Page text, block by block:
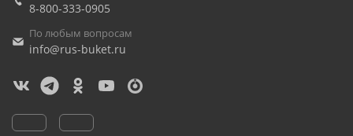
8-800-333-0905
По любым вопросам
info@rus-buket.ru